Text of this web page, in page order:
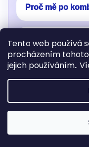
Tento web používá
procházením
jejich používáním..
Proč mě po
Je lepší pít
Je domácí